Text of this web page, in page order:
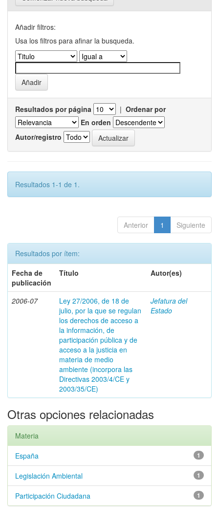
Añadir filtros:
Usa los filtros para afinar la busqueda.
Resultados por página | Ordenar por
En orden
Autor/registro
Resultados 1-1 de 1.
Anterior 1 Siguiente
Resultados por ítem:
Fecha de
publicación
Título Autor(es)
2006-07
Ley 27/2006, de 18 de
julio, por la que se regulan
los derechos de acceso a
la información, de
participación pública y de
acceso a la justicia en
materia de medio
ambiente (incorpora las
Directivas 2003/4/CE y
2003/35/CE)
Jefatura del
Estado
Otras opciones relacionadas
Materia
1
España
1
Legislación Ambiental
1
Participación Ciudadana